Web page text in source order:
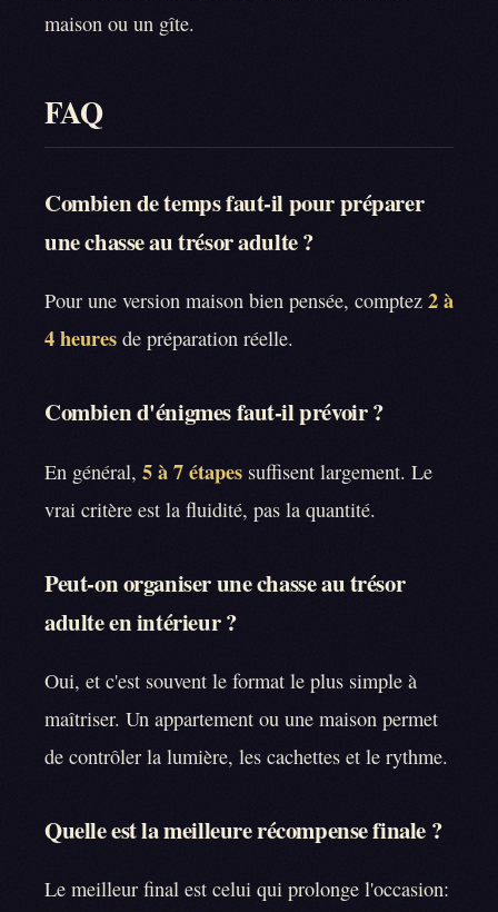
maison ou un gîte.
FAQ
Combien de temps faut-il pour préparer
une chasse au trésor adulte ?
Pour une version maison bien pensée, comptez 2 à
4 heures de préparation réelle.
Combien d'énigmes faut-il prévoir ?
En général, 5 à 7 étapes suffisent largement. Le
vrai critère est la fluidité, pas la quantité.
Peut-on organiser une chasse au trésor
adulte en intérieur ?
Oui, et c'est souvent le format le plus simple à
maîtriser. Un appartement ou une maison permet
de contrôler la lumière, les cachettes et le rythme.
Quelle est la meilleure récompense finale ?
Le meilleur final est celui qui prolonge l'occasion: